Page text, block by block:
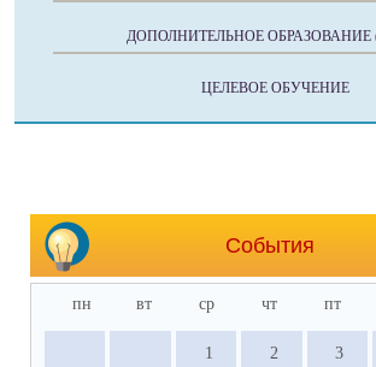
ДОПОЛНИТЕЛЬНОЕ ОБРАЗОВАНИЕ
ЦЕЛЕВОЕ ОБУЧЕНИЕ
События
пн вт ср чт пт
1 2 3